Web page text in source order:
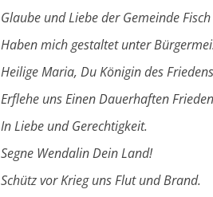
Glaube und Liebe der Gemeinde Fisch
Haben mich gestaltet unter
Heilige Maria, Du Königin des Friedens
Erflehe uns Einen Dauerhaften Frieden
In Liebe und Gerechtigkeit.
Segne Wendalin Dein Land!
Schütz vor Krieg uns Flut und Brand.